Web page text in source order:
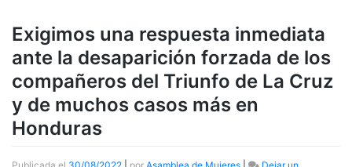
Exigimos una respuesta inmediata
ante la desaparición forzada de los
compañeros del Triunfo de La Cruz
y de muchos casos más en
Honduras